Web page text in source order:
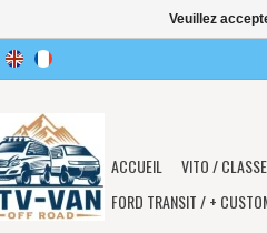
ACCUEIL VITO /
FORD TRANSIT / +
Veuillez